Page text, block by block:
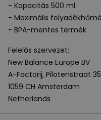
- Kapacitás 500 ml
- Maximális
- BPA-mentes termék
Felelős szervezet:
New Balance Europe BV
A-Factorij, Pilotenstraat
1059 CH Amsterdam
Netherlands